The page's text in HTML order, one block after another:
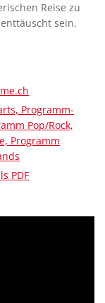
Reise zu
sein.
Programm-
Pop/Rock,
Programm
PDF